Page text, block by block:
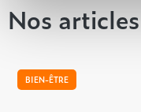
Nos
BIEN-ÊTRE